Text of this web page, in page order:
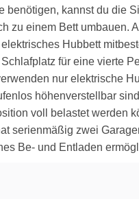
benötigen, kannst du die
zu einem Bett umbauen.
Hubbett
für eine vierte
nur elektrische
höhenverstellbar
voll belastet werden
serienmäßig zwei
Be- und Entladen